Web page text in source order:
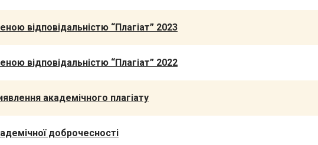
відповідальністю “Плагіат” 2023
відповідальністю “Плагіат” 2022
академічного плагіату
доброчесності